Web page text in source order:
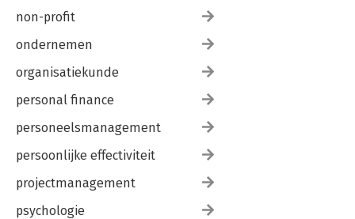
non-profit
ondernemen
organisatiekunde
personal finance
personeelsmanagement
persoonlijke effectiviteit
projectmanagement
psychologie